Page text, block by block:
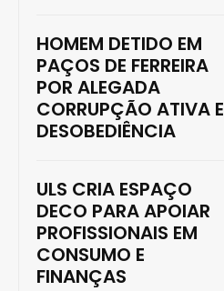
HOMEM DETIDO EM
PAÇOS DE FERREIRA
POR ALEGADA
CORRUPÇÃO ATIVA E
DESOBEDIÊNCIA
ULS CRIA ESPAÇO
DECO PARA APOIAR
PROFISSIONAIS EM
CONSUMO E
FINANÇAS